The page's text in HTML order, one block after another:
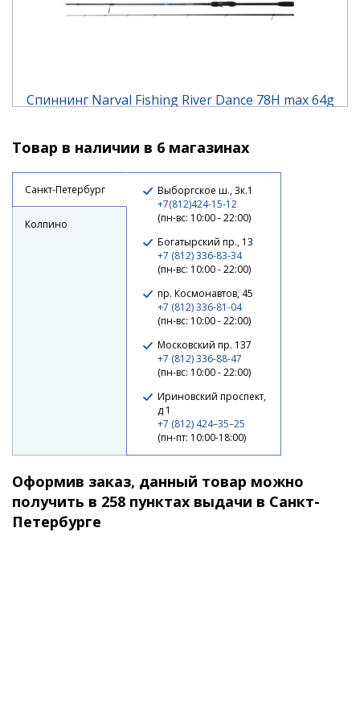
Спиннинг Narval Fishing River Dance 78H max 64g
13 410 ₽
Спиннинг Narval Fishing River Dance 78XH max 90g
Fast
13 630 ₽
Товар в наличии в 6 магазинах
Санкт-Петербург
Колпино
Выборгское ш., 3к.1
+7(812)424-15-12
(пн-вс: 10:00 - 22:00)
Богатырский пр., 13
+7 (812) 336-83-34
(пн-вс: 10:00 - 22:00)
пр. Космонавтов, 45
+7 (812) 336-81-04
(пн-вс: 10:00 - 22:00)
Московский пр. 137
+7 (812) 336-88-47
(пн-вс: 10:00 - 22:00)
Ириновский проспект,
д 1
+7 (812) 424–35–25
(пн-пт: 10:00-18:00)
Оформив заказ, данный товар можно
получить в 258 пунктах выдачи в Санкт-
Петербурге